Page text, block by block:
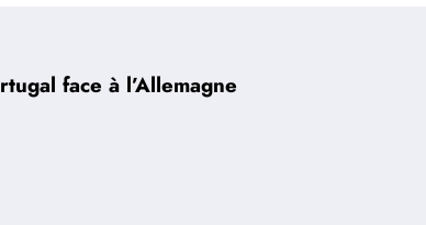
face à l’Allemagne